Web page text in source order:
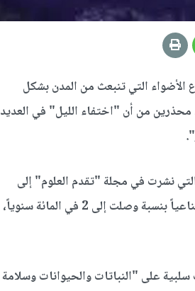
التي تنبعث من المدن بشكل
محذرين من أن "اختفاء الليل" في العديد
"
.
نشرت في مجلة "تقدم العلوم" إلى
زيادة كبيرة للمساحات المفتوحة على سطح الكوكب التي تضاء اصطناعياً بنسبة وصلت إلى 2 في المائة سنوياً،
على "النباتات والحيوانات وسلامة